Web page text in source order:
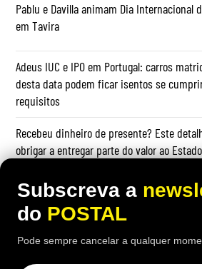
Pablu e Davilla animam Dia Internacional
em Tavira
Adeus IUC e IPO em Portugal: carros
desta data podem ficar isentos se
requisitos
Recebeu dinheiro de presente? Este
obrigar a entregar parte do valor ao Estado
OPINIÃO
Subscreva a
do POSTAL
Pode sempre cancelar a qualquer